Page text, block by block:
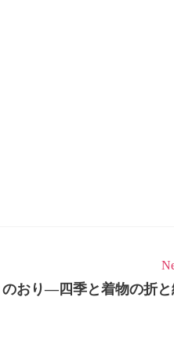
のおり―四季と着物の折